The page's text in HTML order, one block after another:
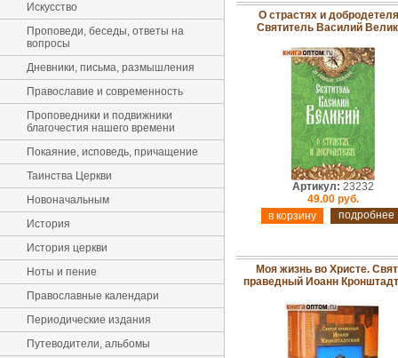
Искусство
Проповеди, беседы, ответы на
вопросы
Дневники, письма, размышления
Православие и современность
Проповедники и подвижники
благочестия нашего времени
Покаяние, исповедь, причащение
Таинства Церкви
Новоначальным
История
История церкви
Ноты и пение
Православные календари
Периодические издания
Путеводители, альбомы
О страстях и
Святитель Василий
Артикул: 23232
49.00 руб.
подробнее
Моя жизнь во Христе.
праведный Иоанн